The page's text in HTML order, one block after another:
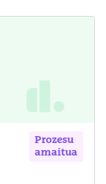
Prozesu
amaitua